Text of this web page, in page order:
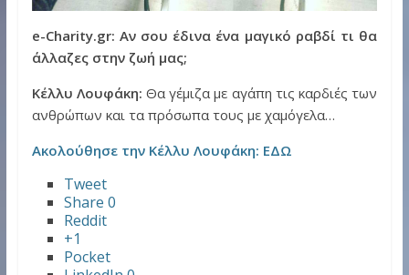
e-Charity.gr: Αν σου έδινα ένα μαγικό ραβδί τι θα
άλλαζες στην ζωή μας;
Κέλλυ Λουφάκη: Θα γέμιζα με αγάπη τις καρδιές των
ανθρώπων και τα πρόσωπα τους με χαμόγελα…
Ακολούθησε την Κέλλυ Λουφάκη: ΕΔΩ
Tweet
Share 0
Reddit
+1
Pocket